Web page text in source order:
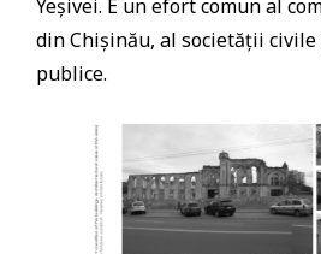
Yeșivei. E un efort comun al
din Chișinău, al societății
publice.